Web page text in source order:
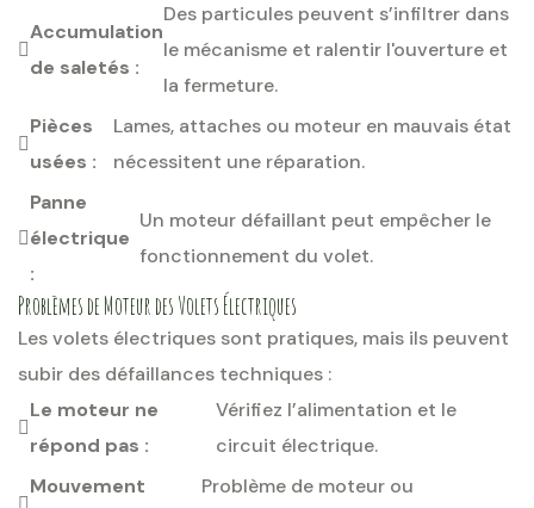
Accumulation
de saletés :
Des particules peuvent s’infiltrer dans
le mécanisme et ralentir l'ouverture et
la fermeture.
Pièces
usées :
Lames, attaches ou moteur en mauvais état
nécessitent une réparation.
Panne
électrique
:
Un moteur défaillant peut empêcher le
fonctionnement du volet.
Problèmes de Moteur des Volets Électriques
Les volets électriques sont pratiques, mais ils peuvent
subir des défaillances techniques :
Le moteur ne
répond pas :
Vérifiez l’alimentation et le
circuit électrique.
Mouvement
Problème de moteur ou